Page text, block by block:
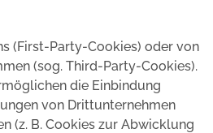
(First-Party-Cookies) oder von
(sog. Third-Party-Cookies).
die Einbindung
von Drittunternehmen
(z. B. Cookies zur Abwicklung